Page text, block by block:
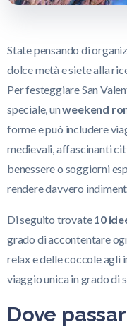
State pensando di
dolce metà e siete alla
Per festeggiare San
speciale, unweekend
forme e può includere
medievali, affascinanti
benessere o soggiorni
rendere davvero
Di seguito trovate10
grado di accontentare
relax e delle coccole agli
viaggio unica in grado di
Dove